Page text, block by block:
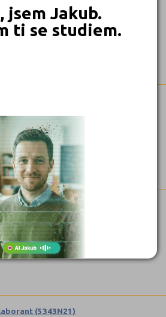
jsem Jakub.
ti se studiem.
asistent (5343N11)
(5341N41)
(5343N21)